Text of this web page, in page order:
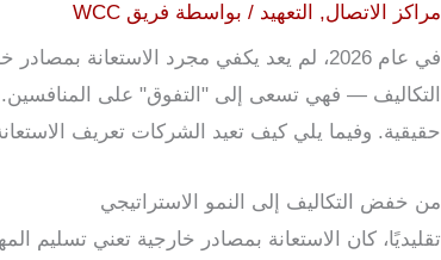
مراكز الاتصال, التعهيد / بواسطة فريق WCC
في عام 2026، لم يعد يكفي مجرد الاستعانة
التكاليف — فهي تسعى إلى "التفوق" على
حقيقية. وفيما يلي كيف تعيد الشركات تعريف
من خفض التكاليف إلى النمو الاستراتيجي
تقليديًا، كان الاستعانة بمصادر خارجية تعني تسليم